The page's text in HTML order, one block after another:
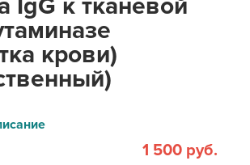
IgG к тканевой
крови)
1 500 руб.